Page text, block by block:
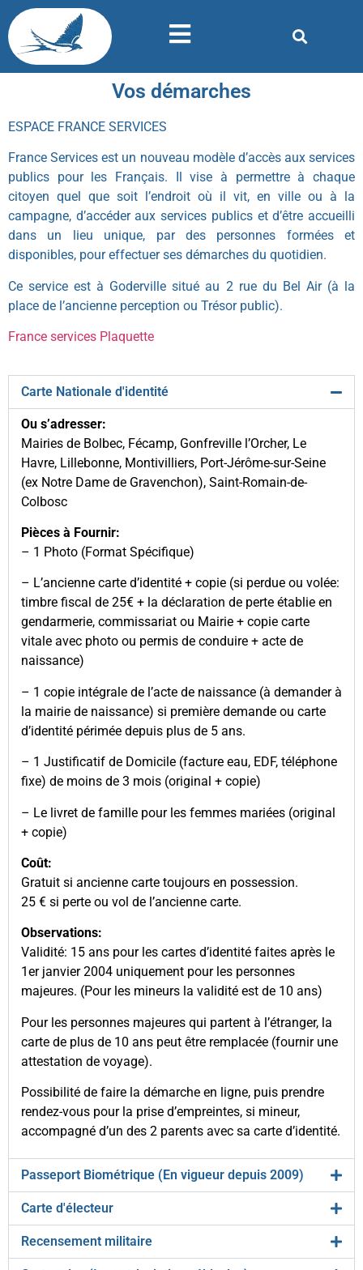
Vos démarches
ESPACE FRANCE SERVICES
France Services est un nouveau modèle d’accès aux services
publics pour les Français. Il vise à permettre à chaque
citoyen quel que soit l’endroit où il vit, en ville ou à la
campagne, d’accéder aux services publics et d’être accueilli
dans un lieu unique, par des personnes formées et
disponibles, pour effectuer ses démarches du quotidien.
Ce service est à Goderville situé au 2 rue du Bel Air (à la
place de l’ancienne perception ou Trésor public).
France services Plaquette
Carte Nationale d'identité
Ou s’adresser:
Mairies de Bolbec, Fécamp, Gonfreville l’Orcher, Le
Havre, Lillebonne, Montivilliers, Port-Jérôme-sur-Seine
(ex Notre Dame de Gravenchon), Saint-Romain-de-
Colbosc
Pièces à Fournir:
– 1 Photo (Format Spécifique)
– L’ancienne carte d’identité + copie (si perdue ou volée:
timbre fiscal de 25€ + la déclaration de perte établie en
gendarmerie, commissariat ou Mairie + copie carte
vitale avec photo ou permis de conduire + acte de
naissance)
– 1 copie intégrale de l’acte de naissance (à demander à
la mairie de naissance) si première demande ou carte
d’identité périmée depuis plus de 5 ans.
– 1 Justificatif de Domicile (facture eau, EDF, téléphone
fixe) de moins de 3 mois (original + copie)
– Le livret de famille pour les femmes mariées (original
+ copie)
Coût:
Gratuit si ancienne carte toujours en possession.
25 € si perte ou vol de l’ancienne carte.
Observations:
Validité: 15 ans pour les cartes d’identité faites après le
1er janvier 2004 uniquement pour les personnes
majeures. (Pour les mineurs la validité est de 10 ans)
Pour les personnes majeures qui partent à l’étranger, la
carte de plus de 10 ans peut être remplacée (fournir une
attestation de voyage).
Possibilité de faire la démarche en ligne, puis prendre
rendez-vous pour la prise d’empreintes, si mineur,
accompagné d’un des 2 parents avec sa carte d’identité.
Passeport Biométrique (En vigueur depuis 2009)
Carte d'électeur
Recensement militaire